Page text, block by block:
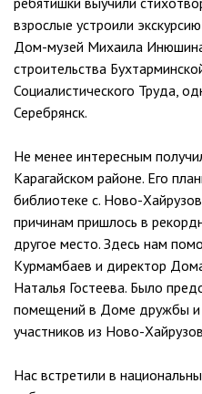
взрослые устроили
Дом-музей Михаила
строительства
Социалистического Труда,
Серебрянск.
Не менее интересным
Карагайском районе. Его
библиотеке с. Ново-
причинам пришлось в
другое место. Здесь нам
Курмамбаев и директор
Наталья Гостеева. Было
помещений в Доме дружбы и
участников из Ново-
Нас встретили в